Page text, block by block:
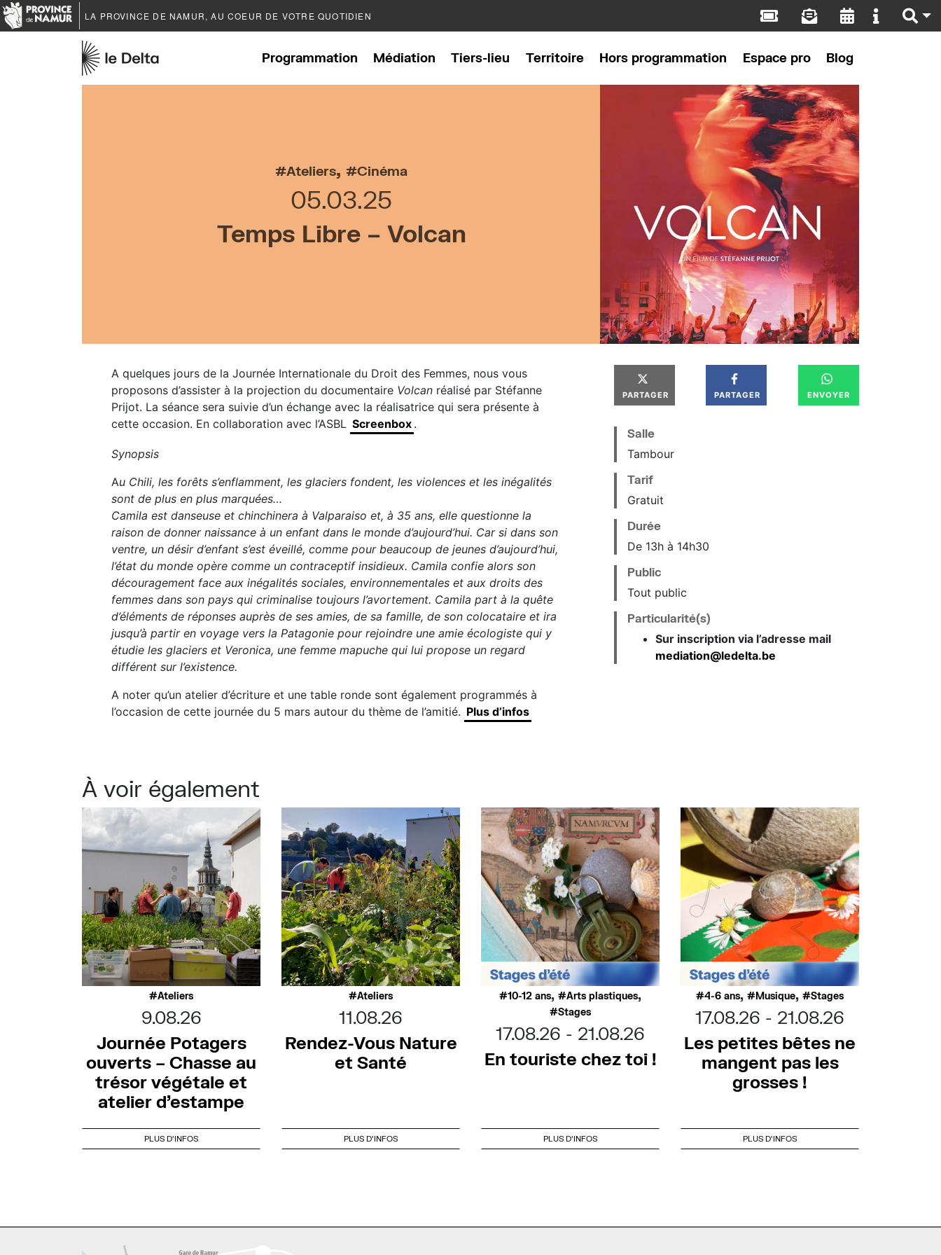
LA PROVINCE DE NAMUR, AU COEUR DE VOTRE QUOTIDIEN
Programmation Médiation Tiers-lieu Territoire Hors programmation Espace pro Blog
Ateliers, Cinéma
05.03.25
Temps Libre – Volcan
A quelques jours de la Journée Internationale du Droit des Femmes, nous vous
proposons d’assister à la projection du documentaire Volcan réalisé par Stéfanne
Prijot. La séance sera suivie d’un échange avec la réalisatrice qui sera présente à
cette occasion. En collaboration avec l’ASBL Screenbox .
Synopsis
Au Chili, les forêts s’enflamment, les glaciers fondent, les violences et les inégalités
sont de plus en plus marquées…
Camila est danseuse et chinchinera à Valparaiso et, à 35 ans, elle questionne la
raison de donner naissance à un enfant dans le monde d’aujourd’hui. Car si dans son
ventre, un désir d’enfant s’est éveillé, comme pour beaucoup de jeunes d’aujourd’hui,
l’état du monde opère comme un contraceptif insidieux. Camila confie alors son
découragement face aux inégalités sociales, environnementales et aux droits des
femmes dans son pays qui criminalise toujours l’avortement. Camila part à la quête
d’éléments de réponses auprès de ses amies, de sa famille, de son colocataire et ira
jusqu’à partir en voyage vers la Patagonie pour rejoindre une amie écologiste qui y
étudie les glaciers et Veronica, une femme mapuche qui lui propose un regard
différent sur l’existence.
A noter qu’un atelier d’écriture et une table ronde sont également programmés à
l’occasion de cette journée du 5 mars autour du thème de l’amitié. Plus d’infos
PARTAGER PARTAGER ENVOYER
Salle
Tambour
Tarif
Gratuit
Durée
De 13h à 14h30
Public
Tout public
Particularité(s)
Sur inscription via l’adresse mail
mediation@ledelta.be
À voir également
Ateliers
9.08.26
Journée Potagers
ouverts – Chasse au
trésor végétale et
atelier d’estampe
PLUS D'INFOS
Ateliers
11.08.26
Rendez-Vous Nature
et Santé
PLUS D'INFOS
10-12 ans, Arts plastiques,
Stages
17.08.26
21.08.26
En touriste chez toi !
PLUS D'INFOS
4-6 ans, Musique, Stages
17.08.26
21.08.26
Les petites bêtes ne
mangent pas les
grosses !
PLUS D'INFOS